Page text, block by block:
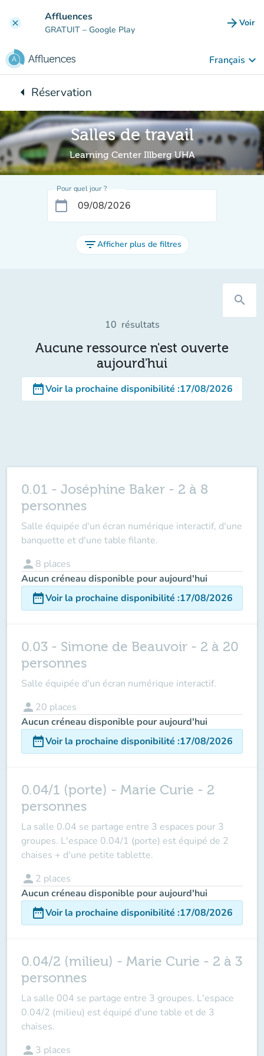
clear Affluences
GRATUIT – Google Play arrow_forward Voir
Français keyboard_arrow_down
arrow_leftRetour à :
Réservation
Salles de travail
Learning Center Illberg UHA
Pour quel jour ?
calendar_today
filter_listAfficher plus de filtres
search
10 résultats
Aucune ressource n'est ouverte
aujourd'hui
date_rangeVoir la prochaine disponibilité :17/08/2026
0.01 - Joséphine Baker - 2 à 8
personnes
Salle équipée d'un écran numérique interactif, d'une
banquette et d'une table filante.
person 8 places
Aucun créneau disponible pour aujourd'hui
date_rangeVoir la prochaine disponibilité :17/08/2026
0.03 - Simone de Beauvoir - 2 à 20
personnes
Salle équipée d'un écran numérique interactif.
person 20 places
Aucun créneau disponible pour aujourd'hui
date_rangeVoir la prochaine disponibilité :17/08/2026
0.04/1 (porte) - Marie Curie - 2
personnes
La salle 0.04 se partage entre 3 espaces pour 3
groupes. L'espace 0.04/1 (porte) est équipé de 2
chaises + d'une petite tablette.
person 2 places
Aucun créneau disponible pour aujourd'hui
date_rangeVoir la prochaine disponibilité :17/08/2026
0.04/2 (milieu) - Marie Curie - 2 à 3
personnes
La salle 004 se partage entre 3 groupes. L'espace
0.04/2 (milieu) est équipé d'une table et de 3
chaises.
person 3 places